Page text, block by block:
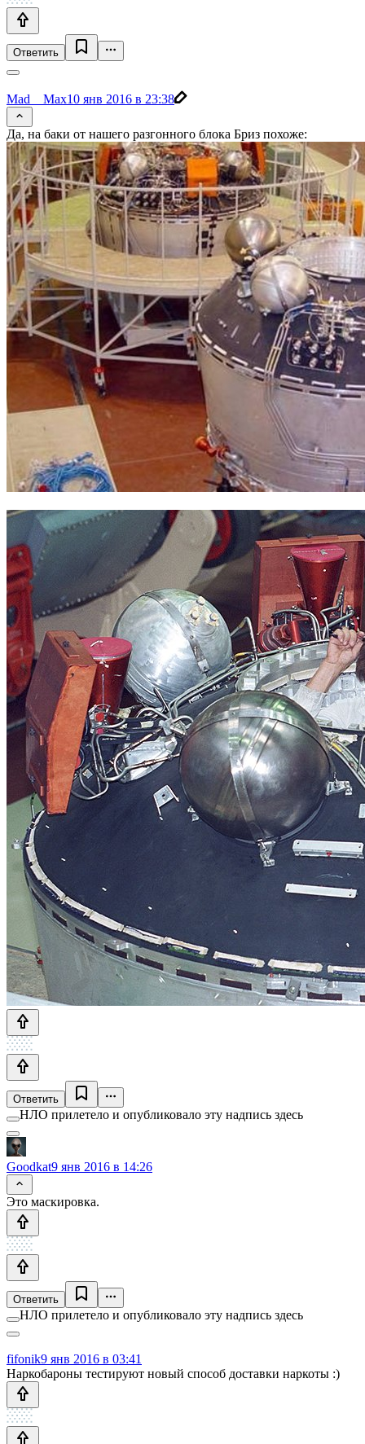
Ответить
Mad__Max10 янв 2016 в 23:38
Да, на баки от нашего разгонного блока Бриз похоже:
Ответить
НЛО прилетело и опубликовало эту надпись здесь
Goodkat9 янв 2016 в 14:26
Это маскировка.
Ответить
НЛО прилетело и опубликовало эту надпись здесь
fifonik9 янв 2016 в 03:41
Наркобароны тестируют новый способ доставки наркоты :)